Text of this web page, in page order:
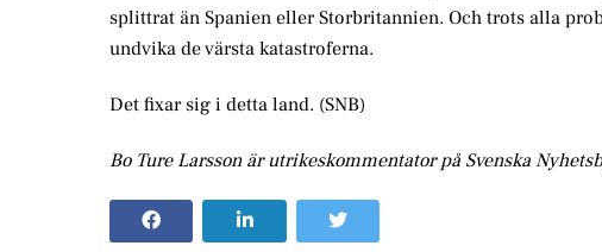
splittrat än Spanien eller Storbritannien. Och trots alla
undvika de värsta katastroferna.
Det fixar sig i detta land. (SNB)
Bo Ture Larsson är utrikeskommentator på Svenska